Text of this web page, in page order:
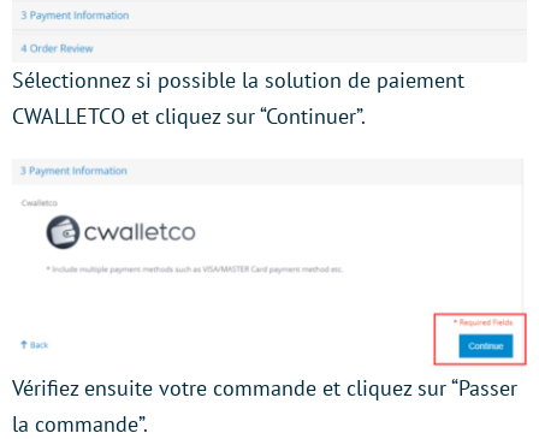
Sélectionnez si possible la solution de paiement
CWALLETCO et cliquez sur “Continuer”.
Vérifiez ensuite votre commande et cliquez sur “Passer
la commande”.